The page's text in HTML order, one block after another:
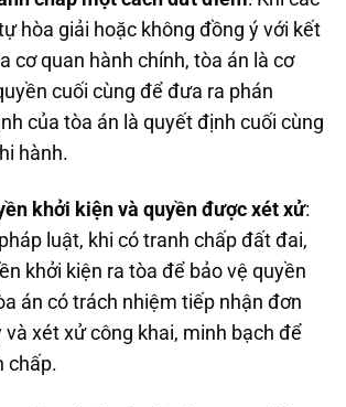
hòa giải hoặc không đồng ý với kết
cơ quan hành chính, tòa án là cơ
cuối cùng để đưa ra phán
của tòa án là quyết định cuối cùng
hành.
khởi kiện và quyền được xét xử:
luật, khi có tranh chấp đất đai,
khởi kiện ra tòa để bảo vệ quyền
án có trách nhiệm tiếp nhận đơn
và xét xử công khai, minh bạch để
chấp.